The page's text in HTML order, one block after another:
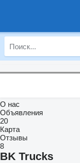
О нас
Объявления
20
Карта
Отзывы
8
BK Trucks